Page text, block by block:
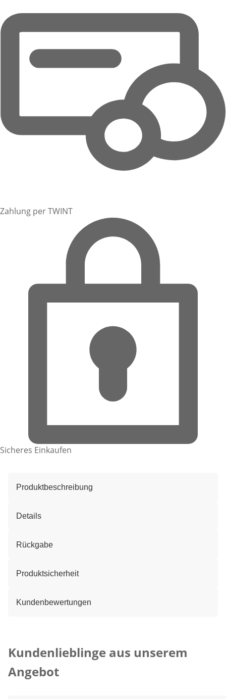
Zahlung per TWINT
Sicheres Einkaufen
Produktbeschreibung
Details
Rückgabe
Produktsicherheit
Kundenbewertungen
Kundenlieblinge aus unserem
Angebot